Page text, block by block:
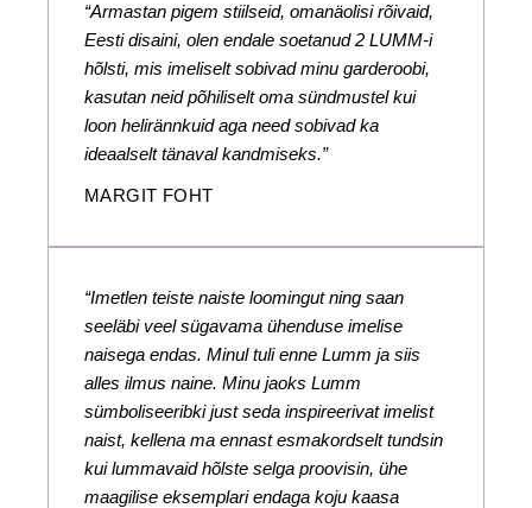
“Armastan pigem stiilseid, omanäolisi rõivaid,
Eesti disaini, olen endale soetanud 2 LUMM-i
hõlsti, mis imeliselt sobivad minu garderoobi,
kasutan neid põhiliselt oma sündmustel kui
loon helirännkuid aga need sobivad ka
ideaalselt tänaval kandmiseks.”
MARGIT FOHT
“Imetlen teiste naiste loomingut ning saan
seeläbi veel sügavama ühenduse imelise
naisega endas. Minul tuli enne Lumm ja siis
alles ilmus naine. Minu jaoks Lumm
sümboliseeribki just seda inspireerivat imelist
naist, kellena ma ennast esmakordselt tundsin
kui lummavaid hõlste selga proovisin, ühe
maagilise eksemplari endaga koju kaasa